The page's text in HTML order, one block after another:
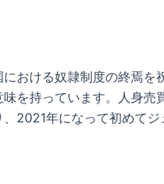
における奴隷制度の終焉
味を持っています。人身
2021年になって初めて